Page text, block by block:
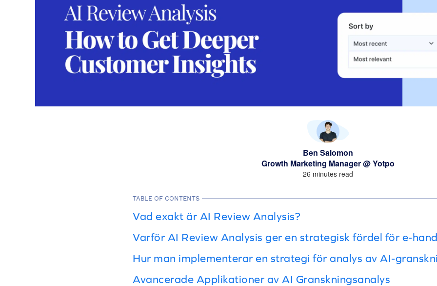
Ben Salomon
Growth Marketing Manager @ Yotpo
26 minutes read
TABLE OF CONTENTS
Vad exakt är AI Review Analysis?
Varför AI Review Analysis ger en strategisk fördel för e-
Hur man implementerar en strategi för analys av AI-
Avancerade Applikationer av AI Granskningsanalys